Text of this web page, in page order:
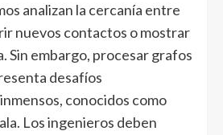
analizan la cercanía entre
nuevos contactos o mostrar
Sin embargo, procesar grafos
desafíos
conocidos como
Los ingenieros deben